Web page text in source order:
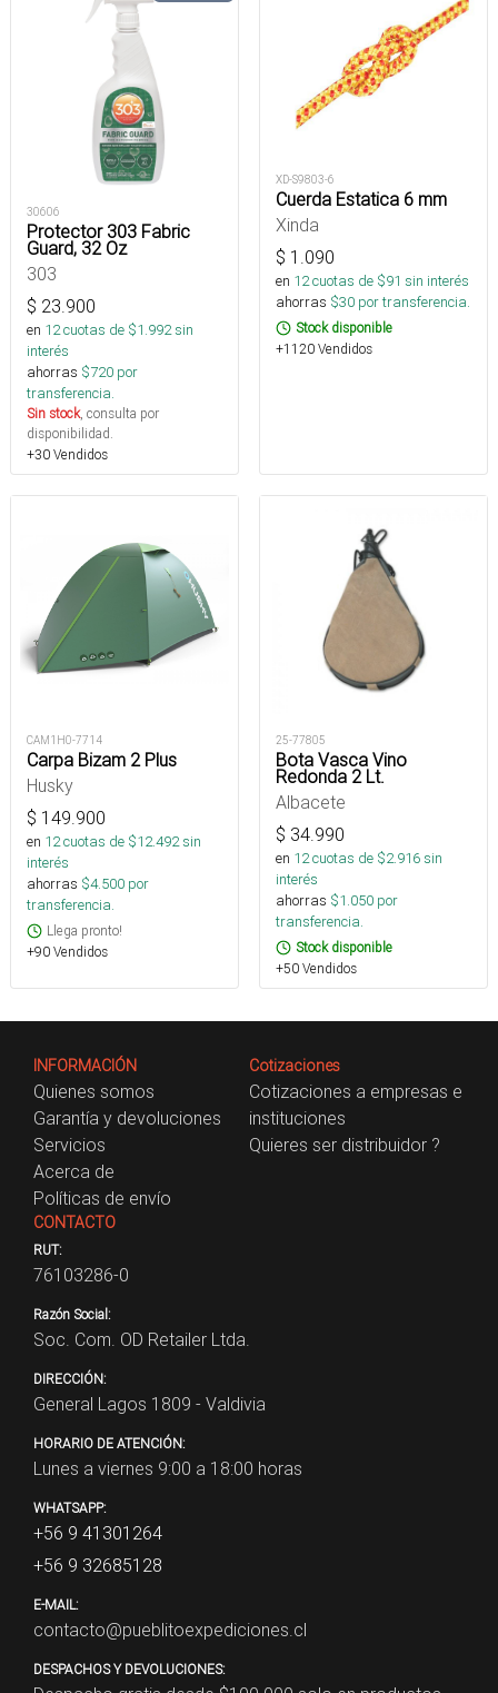
30606
Protector 303 Fabric
Guard, 32 Oz
303
$ 23.900
en 12cuotas de $1.992sin
interés
ahorras $720 por
transferencia.
Sin stock, consulta por
disponibilidad.
+30 Vendidos
XD-S9803-6
Cuerda Estatica 6 mm
Xinda
$ 1.090
en 12cuotas de $91 sin interés
ahorras $30 por transferencia.
Stock disponible
+1120 Vendidos
CAM1H0-7714
Carpa Bizam 2 Plus
Husky
$ 149.900
en 12cuotas de $12.492sin
interés
ahorras $4.500 por
transferencia.
Llega pronto!
+90 Vendidos
25-77805
Bota Vasca Vino
Redonda 2 Lt.
Albacete
$ 34.990
en 12cuotas de $2.916sin
interés
ahorras $1.050 por
transferencia.
Stock disponible
+50 Vendidos
INFORMACIÓN
Quienes somos
Garantía y devoluciones
Servicios
Acerca de
Políticas de envío
Cotizaciones
Cotizaciones a empresas e
instituciones
Quieres ser distribuidor ?
CONTACTO
RUT:
76103286-0
Razón Social:
Soc. Com. OD Retailer Ltda.
DIRECCIÓN:
General Lagos 1809 - Valdivia
HORARIO DE ATENCIÓN:
Lunes a viernes 9:00 a 18:00 horas
WHATSAPP:
+56 9 41301264
+56 9 32685128
E-MAIL:
contacto@pueblitoexpediciones.cl
DESPACHOS Y DEVOLUCIONES: